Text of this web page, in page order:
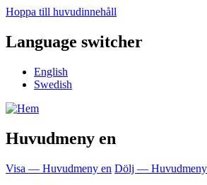
Hoppa till huvudinnehåll
Language switcher
English
Swedish
Huvudmeny en
Visa — Huvudmeny en Dölj — Huvudmeny